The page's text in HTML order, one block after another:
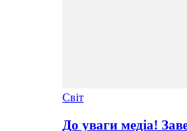
Світ
До уваги медіа!